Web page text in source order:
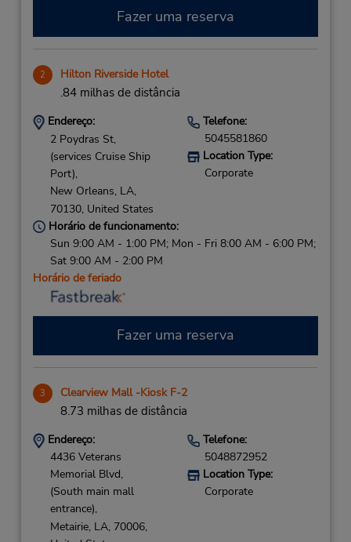
Fazer uma reserva
2 Hilton Riverside Hotel
.84 milhas de distância
Endereço:
2 Poydras St,
(services Cruise Ship
Port),
New Orleans, LA,
70130, United States
Telefone:
5045581860
Location Type:
Corporate
Horário de funcionamento:
Sun 9:00 AM - 1:00 PM; Mon - Fri 8:00 AM - 6:00 PM;
Sat 9:00 AM - 2:00 PM
Horário de feriado
Fazer uma reserva
3 Clearview Mall -Kiosk F-2
8.73 milhas de distância
Endereço:
4436 Veterans
Memorial Blvd,
(South main mall
entrance),
Metairie, LA, 70006,
Telefone:
5048872952
Location Type:
Corporate